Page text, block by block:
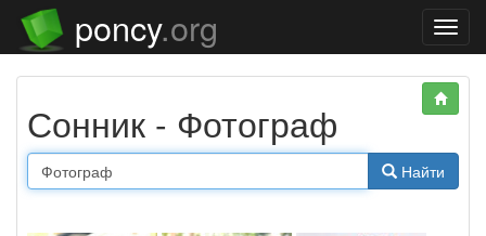
poncy.org
Сонник - Фотограф
Найти